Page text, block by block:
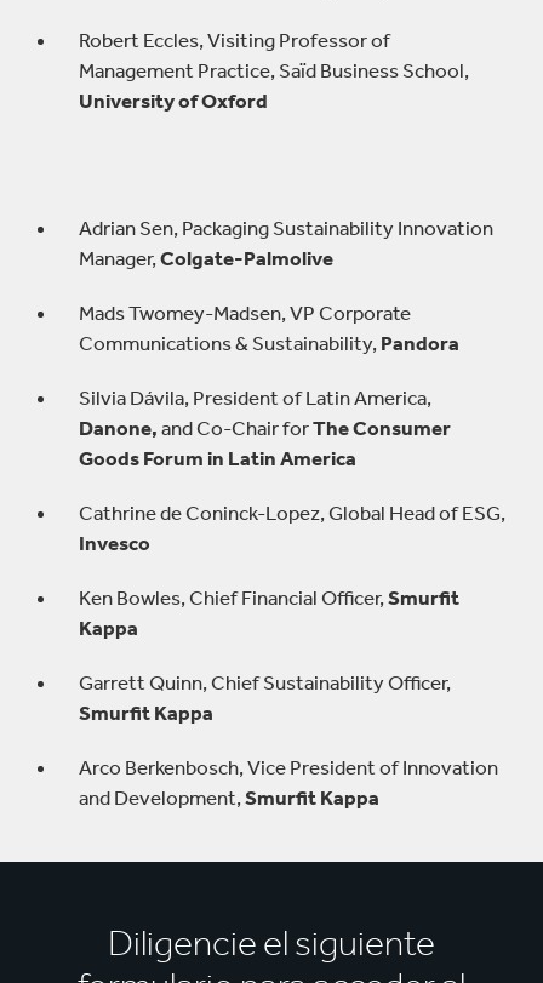
Robert Eccles, Visiting Professor of
Management Practice, Saïd Business School,
University of Oxford
Adrian Sen, Packaging Sustainability Innovation
Manager,Colgate-Palmolive
Mads Twomey-Madsen, VP Corporate
Communications & Sustainability, Pandora
Silvia Dávila, President of Latin America,
Danone, and Co-Chair forThe Consumer
Goods Forum in Latin America
Cathrine de Coninck-Lopez, Global Head of ESG,
Invesco
Ken Bowles, Chief Financial Officer,Smurfit
Kappa
Garrett Quinn, Chief Sustainability Officer,
Smurfit Kappa
Arco Berkenbosch, Vice President of Innovation
and Development,Smurfit Kappa
Diligencie el siguiente